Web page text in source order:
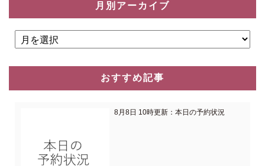
月別アーカイブ
おすすめ記事
8月8日 10時更新：本日の予約状況